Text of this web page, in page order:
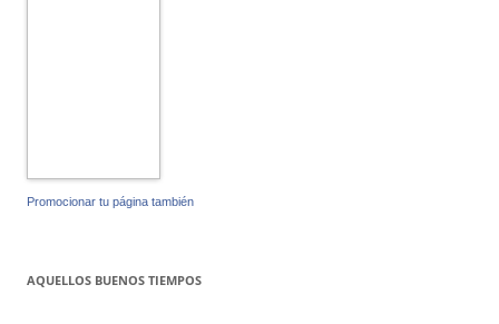
Promocionar tu página también
AQUELLOS BUENOS TIEMPOS